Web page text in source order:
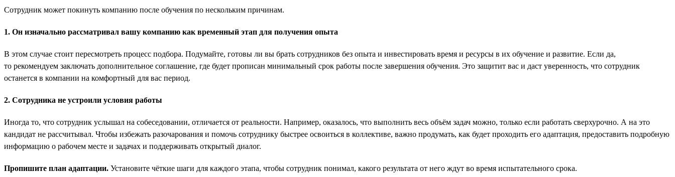
Сотрудник может покинуть компанию после обучения по нескольким причинам.
1. Он изначально рассматривал вашу компанию как временный этап для получения опыта
В этом случае стоит пересмотреть процесс подбора. Подумайте, готовы ли вы брать сотрудников без опыта и инвестировать время и ресурсы в их обучение и развитие. Если да,
то рекомендуем заключать дополнительное соглашение, где будет прописан минимальный срок работы после завершения обучения. Это защитит вас и даст уверенность, что сотрудник
останется в компании на комфортный для вас период.
2. Сотрудника не устроили условия работы
Иногда то, что сотрудник услышал на собеседовании, отличается от реальности. Например, оказалось, что выполнить весь объём задач можно, только если работать сверхурочно. А на это
кандидат не рассчитывал. Чтобы избежать разочарования и помочь сотруднику быстрее освоиться в коллективе, важно продумать, как будет проходить его адаптация, предоставить подробную
информацию о рабочем месте и задачах и поддерживать открытый диалог.
Пропишите план адаптации. Установите чёткие шаги для каждого этапа, чтобы сотрудник понимал, какого результата от него ждут во время испытательного срока.